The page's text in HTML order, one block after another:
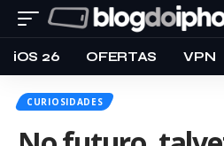
iOS 26 OFERTAS VPN
CURIOSIDADES